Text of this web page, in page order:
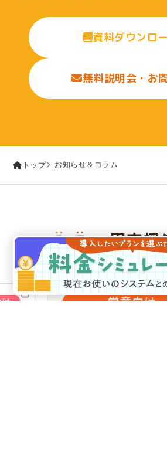
資料ダウンロ
無料説明会・お
トップ お知らせ＆コラム
選ばれる理由機能紹介利用料金料金
お客様の声 ICT化補助金につ